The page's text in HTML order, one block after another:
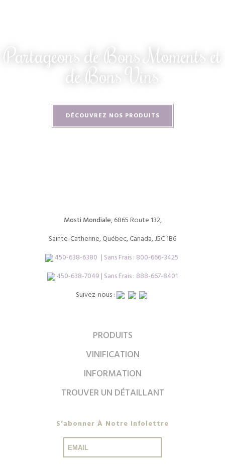
Partageons de Bons Moments et
de Bons Vins
DÉCOUVREZ NOS PRODUITS
Mosti Mondiale, 6865 Route 132,
Sainte-Catherine, Québec, Canada, J5C 1B6
450-638-6380 | Sans Frais : 800-666-3425
450-638-7049 | Sans Frais : 888-667-8401
Suivez-nous :
PRODUITS
VINIFICATION
INFORMATION
TROUVER UN DÉTAILLANT
S’abonner À Notre Infolettre